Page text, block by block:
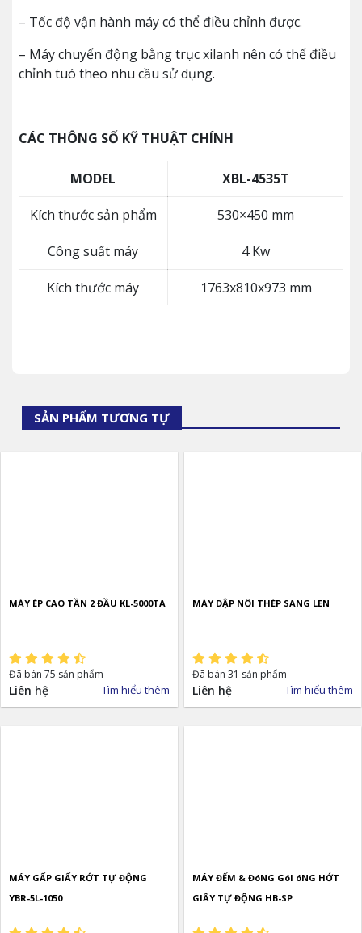
– Tốc độ vận hành máy có thể điều chỉnh được.
– Máy chuyển động bằng trục xilanh nên có thể điều
chỉnh tuó theo nhu cầu sử dụng.
CÁC THÔNG SỐ KỸ THUẬT CHÍNH
MODEL XBL-4535T
Kích thước sản phẩm 530×450 mm
Công suất máy 4 Kw
Kích thước máy 1763x810x973 mm
SẢN PHẨM TƯƠNG TỰ
MÁY ÉP CAO TẦN 2 ĐẦU KL-5000TA
Đã bán 75 sản phẩm
Liên hệ Tìm hiểu thêm
MÁY DẬP NÔI THÉP SANG LEN
Đã bán 31 sản phẩm
Liên hệ Tìm hiểu thêm
MÁY GẤP GIẤY RỚT TỰ ĐỘNG
YBR-5L-1050
MÁY ĐẾM & ĐóNG GóI óNG HỚT
GIẤY TỰ ĐỘNG HB-SP